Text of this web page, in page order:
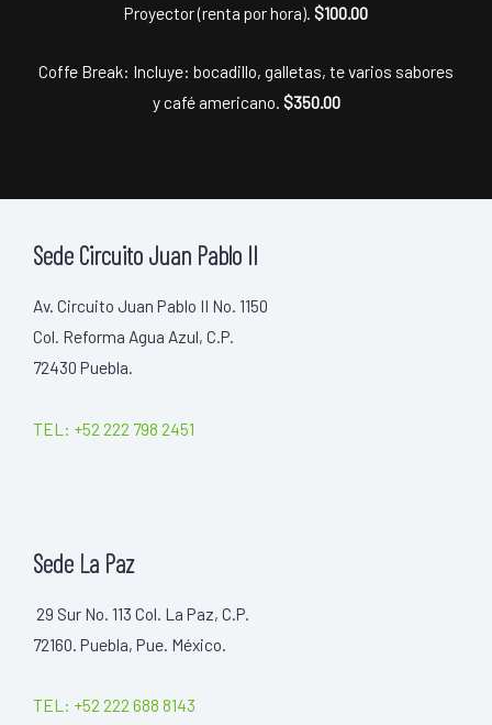
Proyector (renta por hora). $100.00
Coffe Break: Incluye: bocadillo, galletas, te varios sabores
y café americano. $350.00
Sede Circuito Juan Pablo II
Av. Circuito Juan Pablo II No. 1150
Col. Reforma Agua Azul, C.P.
72430 Puebla.
TEL: +52 222 798 2451
Sede La Paz
29 Sur No. 113 Col. La Paz, C.P.
72160. Puebla, Pue. México.
TEL: +52 222 688 8143